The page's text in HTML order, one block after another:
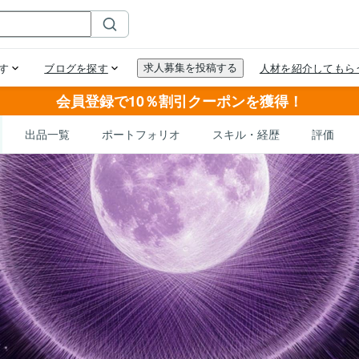
会員登録で10％割引クーポンを獲得！
出品一覧 ポートフォリオ スキル・経歴 評価